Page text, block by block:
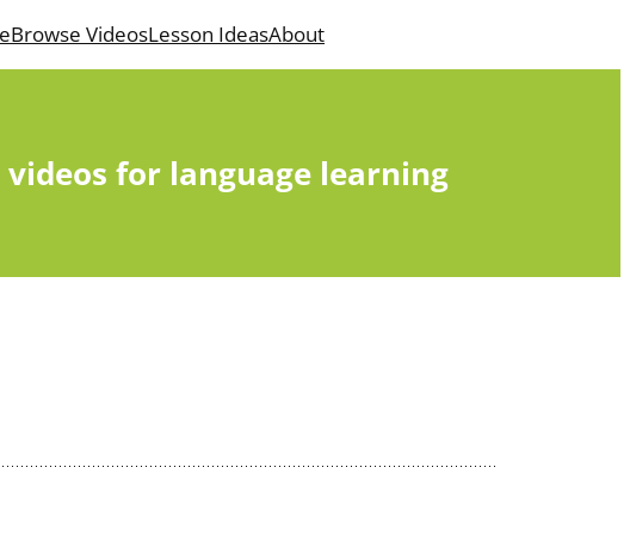
Browse VideosLesson IdeasAbout
for language learning